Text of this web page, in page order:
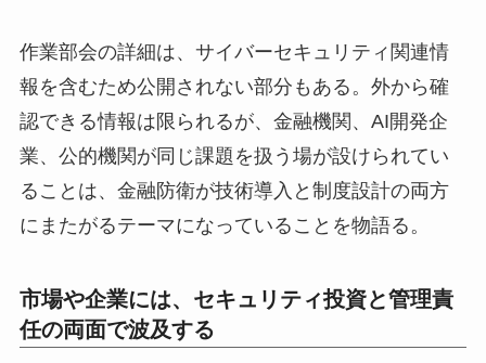
作業部会の詳細は、サイバーセキュリティ関連情
報を含むため公開されない部分もある。外から確
認できる情報は限られるが、金融機関、AI開発企
業、公的機関が同じ課題を扱う場が設けられてい
ることは、金融防衛が技術導入と制度設計の両方
にまたがるテーマになっていることを物語る。
市場や企業には、セキュリティ投資と管理責
任の両面で波及する